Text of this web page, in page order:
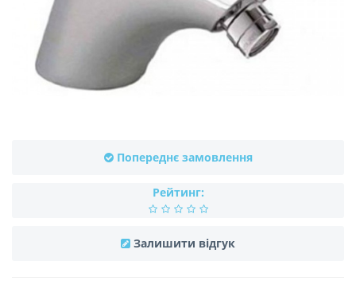
Попереднє замовлення
Рейтинг:
Залишити відгук